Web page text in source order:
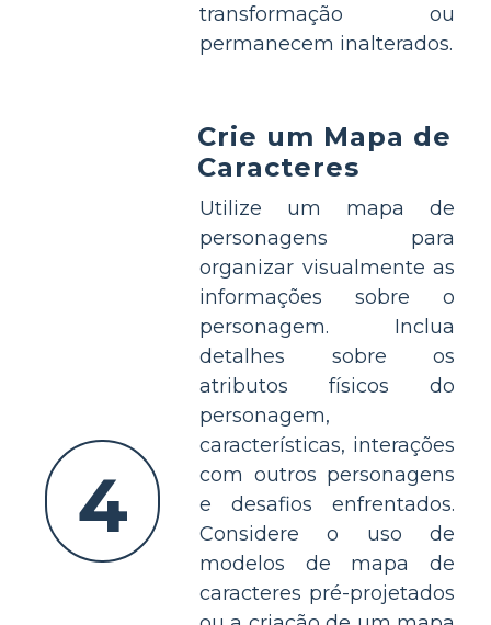
transformação ou
permanecem inalterados.
4
Crie um Mapa de
Caracteres
Utilize um mapa de
personagens para
organizar visualmente as
informações sobre o
personagem. Inclua
detalhes sobre os
atributos físicos do
personagem,
características, interações
com outros personagens
e desafios enfrentados.
Considere o uso de
modelos de mapa de
caracteres pré-projetados